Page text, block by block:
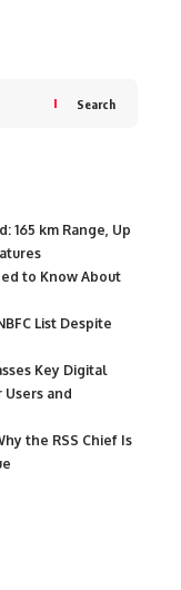
Search
165 km Range, Up
to Know About
List Despite
Key Digital
and
the RSS Chief Is